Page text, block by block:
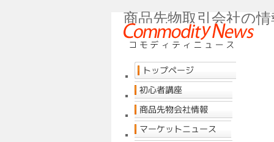
商品先物取引会社の